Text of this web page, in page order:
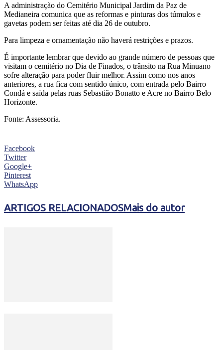
A administração do Cemitério Municipal Jardim da Paz de
Medianeira comunica que as reformas e pinturas dos túmulos e
gavetas podem ser feitas até dia 26 de outubro.
Para limpeza e ornamentação não haverá restrições e prazos.
É importante lembrar que devido ao grande número de pessoas que
visitam o cemitério no Dia de Finados, o trânsito na Rua Minuano
sofre alteração para poder fluir melhor. Assim como nos anos
anteriores, a rua fica com sentido único, com entrada pelo Bairro
Condá e saída pelas ruas Sebastião Bonatto e Acre no Bairro Belo
Horizonte.
Fonte: Assessoria.
Facebook
Twitter
Google+
Pinterest
WhatsApp
ARTIGOS RELACIONADOSMais do autor